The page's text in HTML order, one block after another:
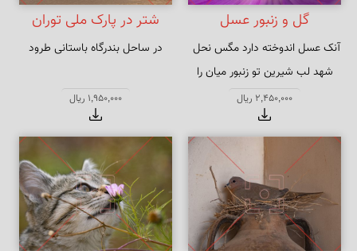
گل و زنبور عسل
شهد لب شیرین تو زنبور میان را
2,450,000 ریال
شتر در پارک ملی توران
در ساحل بندرگاه باستانی طرود
1,950,000 ریال